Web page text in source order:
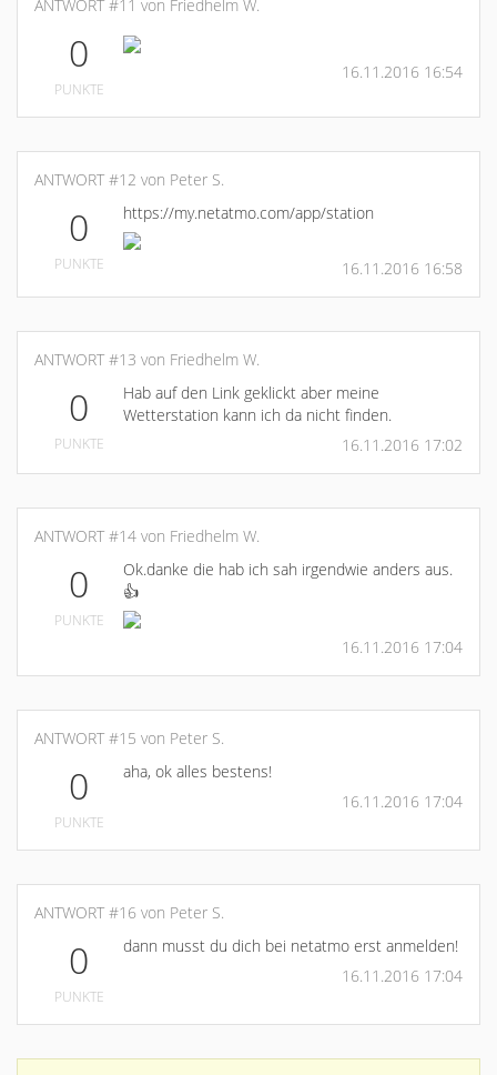
ANTWORT #11 von Friedhelm W.
0
PUNKTE
16.11.2016 16:54
ANTWORT #12 von Peter S.
0
PUNKTE
https://my.netatmo.com/app/station
16.11.2016 16:58
ANTWORT #13 von Friedhelm W.
0
PUNKTE
Hab auf den Link geklickt aber meine
Wetterstation kann ich da nicht finden.
16.11.2016 17:02
ANTWORT #14 von Friedhelm W.
0
PUNKTE
Ok.danke die hab ich sah irgendwie anders aus.
👍
16.11.2016 17:04
ANTWORT #15 von Peter S.
0
PUNKTE
aha, ok alles bestens!
16.11.2016 17:04
ANTWORT #16 von Peter S.
0
PUNKTE
dann musst du dich bei netatmo erst anmelden!
16.11.2016 17:04